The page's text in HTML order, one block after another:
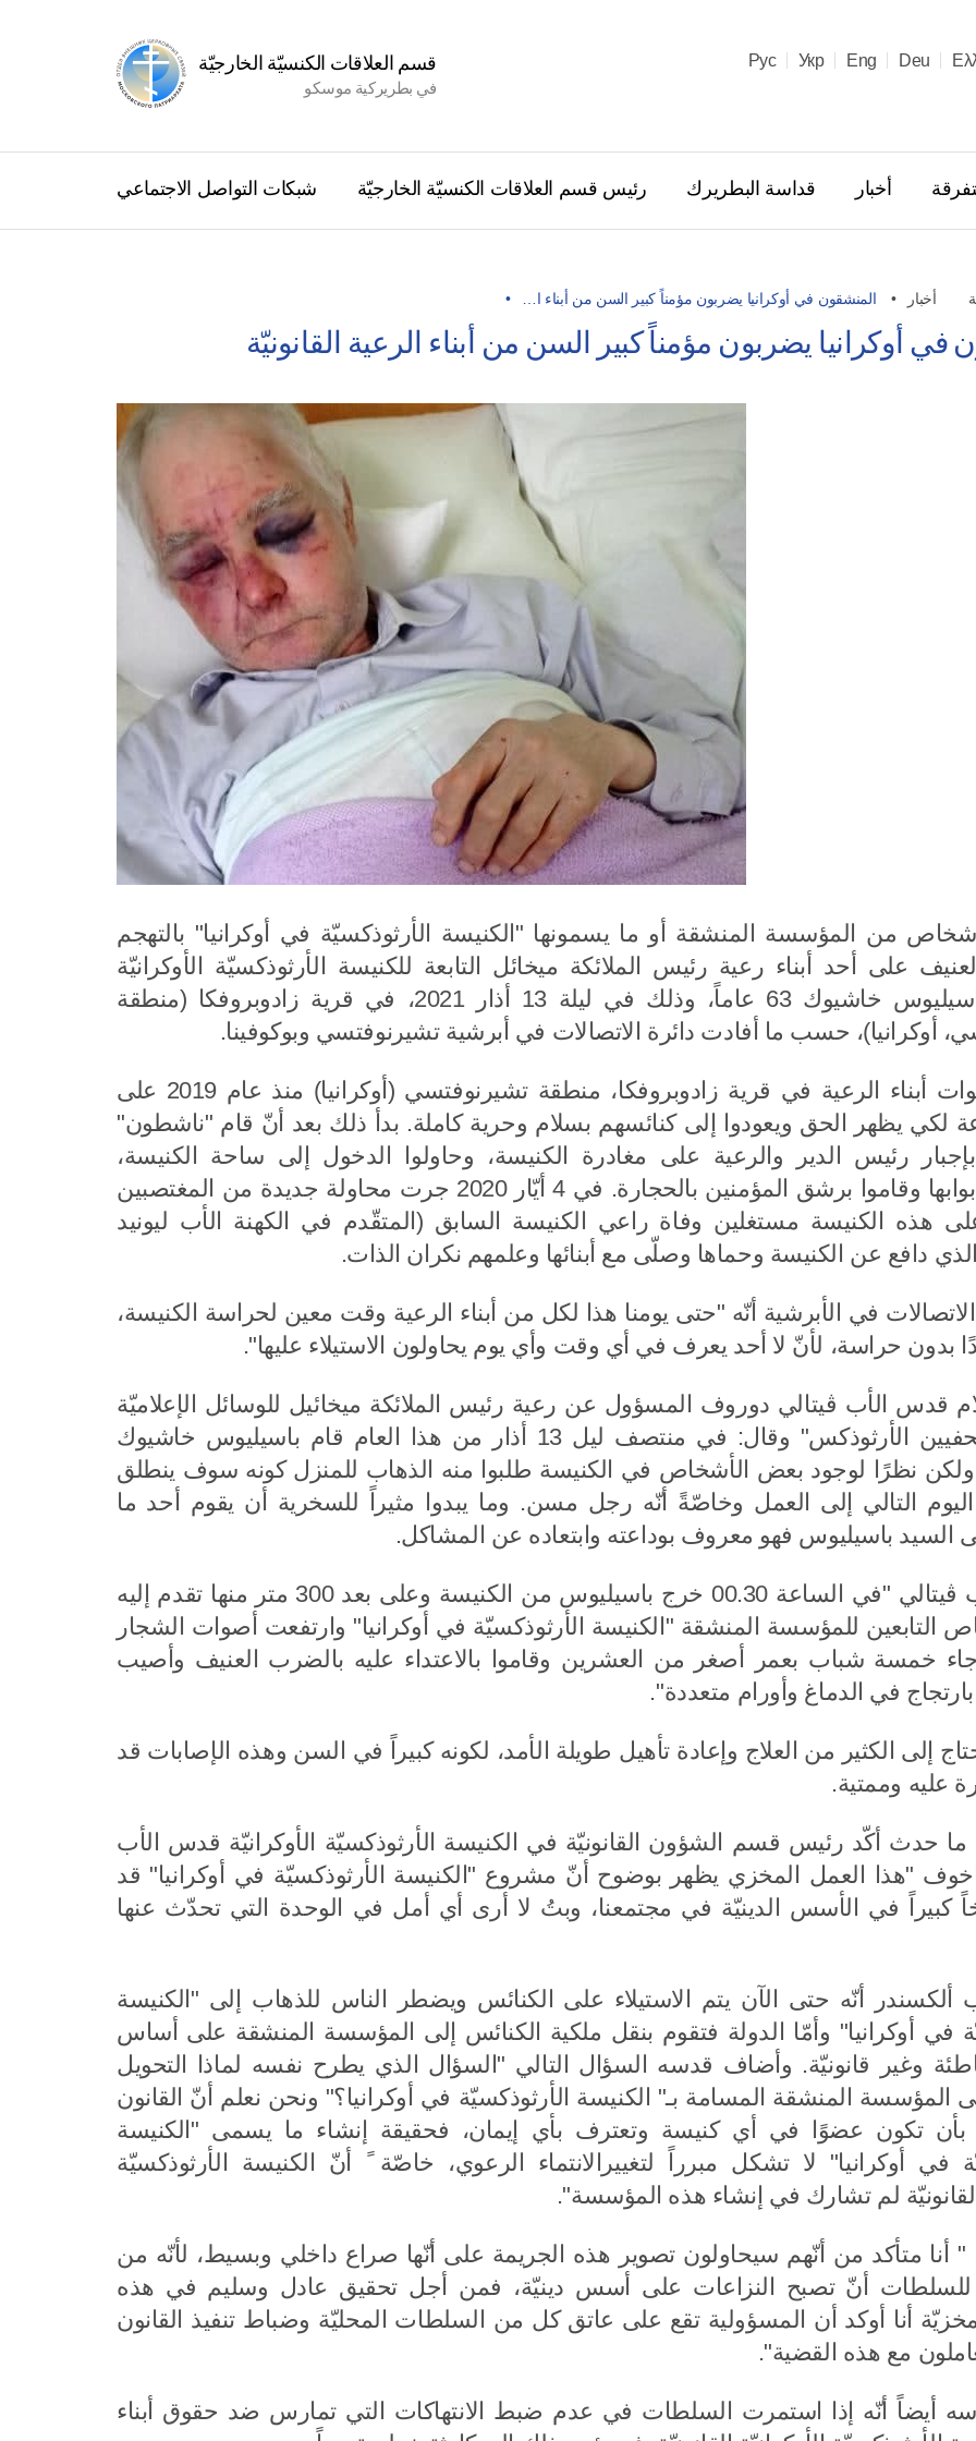
قسم العلاقات الكنسيّة الخارجيّة
في بطريركية موسكو
Рус Укр Eng Deu
أخبار قداسة البطريرك رئيس قسم العلاقات الكنسيّة الخارجيّة شبكات التواصل الاجتماعي
أخبار المنشقون في أوكرانيا يضربون مؤمناً كبير السن من أبناء ا…
في أوكرانيا يضربون مؤمناً كبير السن من أبناء الرعية القانونيّة
من المؤسسة المنشقة أو ما يسمونها "الكنيسة الأرثوذكسيّة في أوكرانيا" بالتهجم
على أحد أبناء رعية رئيس الملائكة ميخائل التابعة للكنيسة الأرثوذكسيّة الأوكرانيّة
القانونيّة باسيليوس خاشيوك 63 عاماً، وذلك في ليلة 13 أذار 2021، في قرية زادوبروفكا (منطقة
أوكرانيا)، حسب ما أفادت دائرة الاتصالات في أبرشية تشيرنوفتسي وبوكوفينا.
تستمر صلوات أبناء الرعية في قرية زادوبروفكا، منطقة تشيرنوفتسي (أوكرانيا) منذ عام 2019 على
لكي يظهر الحق ويعودوا إلى كنائسهم بسلام وحرية كاملة. بدأ ذلك بعد أنّ قام "ناشطون"
رئيس الدير والرعية على مغادرة الكنيسة، وحاولوا الدخول إلى ساحة الكنيسة،
محطمين أبوابها وقاموا برشق المؤمنين بالحجارة. في 4 أيّار 2020 جرت محاولة جديدة من المغتصبين
على هذه الكنيسة مستغلين وفاة راعي الكنيسة السابق (المتقّدم في الكهنة الأب ليونيد
الذي دافع عن الكنيسة وحماها وصلّى مع أبنائها وعلمهم نكران الذات.
الاتصالات في الأبرشية أنّه "حتى يومنا هذا لكل من أبناء الرعية وقت معين لحراسة الكنيسة،
بدون حراسة، لأنّ لا أحد يعرف في أي وقت وأي يوم يحاولون الاستيلاء عليها".
قدس الأب ڤيتالي دوروف المسؤول عن رعية رئيس الملائكة ميخائيل للوسائل الإعلاميّة
"اتحاد الصحفيين الأرثوذكس" وقال: في منتصف ليل 13 أذار من هذا العام قام باسيليوس خاشيوك
ولكن نظرًا لوجود بعض الأشخاص في الكنيسة طلبوا منه الذهاب للمنزل كونه سوف ينطلق
التالي إلى العمل وخاصّةً أنّه رجل مسن. وما يبدوا مثيراً للسخرية أن يقوم أحد ما
السيد باسيليوس فهو معروف بوداعته وابتعاده عن المشاكل.
أضاف الأب ڤيتالي "في الساعة 00.30 خرج باسيليوس من الكنيسة وعلى بعد 300 متر منها تقدم إليه
التابعين للمؤسسة المنشقة "الكنيسة الأرثوذكسيّة في أوكرانيا" وارتفعت أصوات الشجار
جاء خمسة شباب بعمر أصغر من العشرين وقاموا بالاعتداء عليه بالضرب العنيف وأصيب
في الدماغ وأورام متعددة".
إلى الكثير من العلاج وإعادة تأهيل طويلة الأمد، لكونه كبيراً في السن وهذه الإصابات قد
عليه وممتية.
ما حدث أكّد رئيس قسم الشؤون القانونيّة في الكنيسة الأرثوذكسيّة الأوكرانيّة قدس الأب
"هذا العمل المخزي يظهر بوضوح أنّ مشروع "الكنيسة الأرثوذكسيّة في أوكرانيا" قد
في الأسس الدينيّة في مجتمعنا، وبتُ لا أرى أي أمل في الوحدة التي تحدّث عنها
ألكسندر أنّه حتى الآن يتم الاستيلاء على الكنائس ويضطر الناس للذهاب إلى "الكنيسة
في أوكرانيا" وأمّا الدولة فتقوم بنقل ملكية الكنائس إلى المؤسسة المنشقة على أساس
وغير قانونيّة. وأضاف قدسه السؤال التالي "السؤال الذي يطرح نفسه لماذا التحويل
المؤسسة المنشقة المسامة بـ" الكنيسة الأرثوذكسيّة في أوكرانيا؟" ونحن نعلم أنّ القانون
تكون عضوًا في أي كنيسة وتعترف بأي إيمان، فحقيقة إنشاء ما يسمى "الكنيسة
في أوكرانيا" لا تشكل مبرراً لتغييرالانتماء الرعوي، خاصّة ً أنّ الكنيسة الأرثوذكسيّة
القانونيّة لم تشارك في إنشاء هذه المؤسسة".
" أنا متأكد من أنّهم سيحاولون تصوير هذه الجريمة على أنّها صراع داخلي وبسيط، لأنّه من
للسلطات أنّ تصبح النزاعات على أسس دينيّة، فمن أجل تحقيق عادل وسليم في هذه
أنا أوكد أن المسؤولية تقع على عاتق كل من السلطات المحليّة وضباط تنفيذ القانون
مع هذه القضية".
أيضاً أنّه إذا استمرت السلطات في عدم ضبط الانتهاكات التي تمارس ضد حقوق أبناء
حسيني
الكنيسة
في دير
بولس
رئيس قسم العلاقات الخارجيّة
الكنسيّة يقوم بزيارة جامعة
الثالوث القدّوس في أديس أبابا
لقاء المطران أنطونيوس مع
وزير السلام الأثيوبيّ
04.06.2026
بقداسة البطريرك أثيوبيا أبونا
متّى
03.06.2026
رئيس قسم العلاقات الخارجيّة
الكنسيّة يقوم بزيارة رعيّة
القدّيس سرجيوس الرادونج في
القاهرة
رئيس قسم العلاقات الخارجيّة
الكنسيّة يشارك في مراسم
التدشين للكنيسة في موقع بناء
محطّة الضبعة للطاقة النوويّة
في مصر
متروبوليت فولوكولامسك إلى
الأردن
المطران أنطونيوس
فولكولامسك يستقبل كاهن
كاتدرائيّة القدّيس
طهران
رئيس قسم العلاقات
الكنسيّة يبعث تحيات عيد
الفصح إلى رؤساء الكنائس
الشرقيّة القديمة، الذين
يحتفلون بعيد الفصح في
12 نيسان
12.04.2026
الآلام، رئيس الكنيسة
يحتفل بالقدّاس الإلهيّ في
كاتدرائيّة المسيح المخلّص